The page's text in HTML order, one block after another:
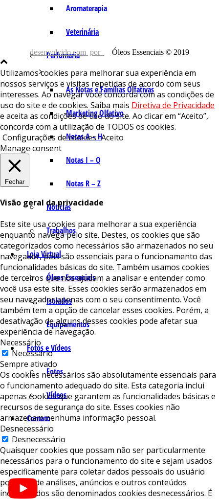
Aromaterapia
Veterinária
Perfumaria
As Notas e Famílias Olfativas
Marketing Olfativo
Notas A – H
Notas I – Q
Notas R – Z
Notícias
Trabalhos
Loja Virtual
Óleos Essenciais
Isolados
Equipamentos
Fotos e Vídeos
Fotos
Vídeos
Contato
desenvolvido com por Óleos Essenciais © 2019
Utilizamos cookies para melhorar sua experiência em
nossos serviços e visitas repetidas de acordo com seus
interesses. Ao navegar você concorda com as condições de
uso do site e de cookies. Saiba mais Diretiva de Privacidade
e aceita as condições de uso do site. Ao clicar em “Aceito”,
concorda com a utilização de TODOS os cookies.
Configurações de cookies Aceito
Manage consent
Fechar
Visão geral da privacidade
Este site usa cookies para melhorar a sua experiência
enquanto navega pelo site. Destes, os cookies que são
categorizados como necessários são armazenados no seu
navegador, pois são essenciais para o funcionamento das
funcionalidades básicas do site. Também usamos cookies
de terceiros que nos ajudam a analisar e entender como
você usa este site. Esses cookies serão armazenados em
seu navegador apenas com o seu consentimento. Você
também tem a opção de cancelar esses cookies. Porém, a
desativação de alguns desses cookies pode afetar sua
experiência de navegação.
Necessário
Necessário
Sempre ativado
Os cookies necessários são absolutamente essenciais para
o funcionamento adequado do site. Esta categoria inclui
apenas cookies que garantem as funcionalidades básicas e
recursos de segurança do site. Esses cookies não
armazenam nenhuma informação pessoal.
Desnecessário
Desnecessário
Quaisquer cookies que possam não ser particularmente
necessários para o funcionamento do site e sejam usados ​​
especificamente para coletar dados pessoais do usuário
por meio de análises, anúncios e outros conteúdos
incorporados são denominados cookies desnecessários. É